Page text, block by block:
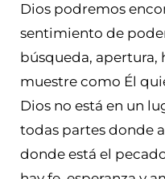
Dios podremos
sentimiento de
búsqueda, apertura,
muestre como Él
Dios no está en un
todas partes donde
donde está el